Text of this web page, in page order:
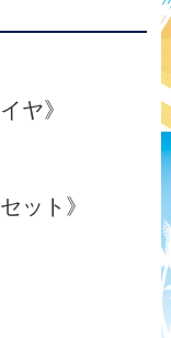
ヤ》
ット》